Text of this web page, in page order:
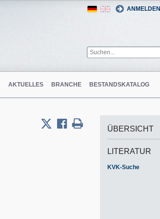
ANMELDEN
English
German
AKTUELLES BRANCHE BESTANDSKATALOG
ÜBERSICHT
LITERATUR
KVK-Suche